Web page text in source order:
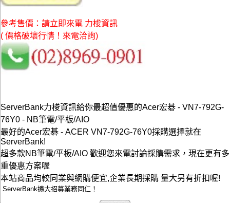
參考售價：請立即來電 力梭資訊
( 價格破壞行情！來電洽詢)
ServerBank力梭資訊給你最超值優惠的Acer宏碁 - VN7-792G-
76Y0 - NB筆電/平板/AIO
最好的Acer宏碁 - ACER VN7-792G-76Y0採購選擇就在
ServerBank!
超多款NB筆電/平板/AIO 歡迎您來電討論採購需求，現在更有多
重優惠方案喔
本站商品均較同業與網購便宜,企業長期採購 量大另有折扣喔!
ServerBank擴大招募業務同仁！